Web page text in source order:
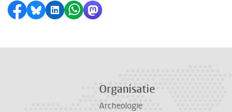
Delen op Facebook
Delen via Bluesky
Delen op LinkedIn
Delen via WhatsApp
Delen via Mastodon
Organisatie
Archeologie